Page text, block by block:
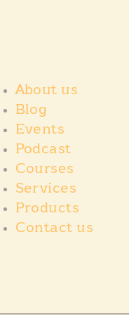
About us
Blog
Events
Podcast
Courses
Services
Products
Contact us